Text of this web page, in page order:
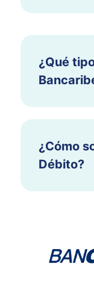
¿Qué
¿Cómo
Débito?